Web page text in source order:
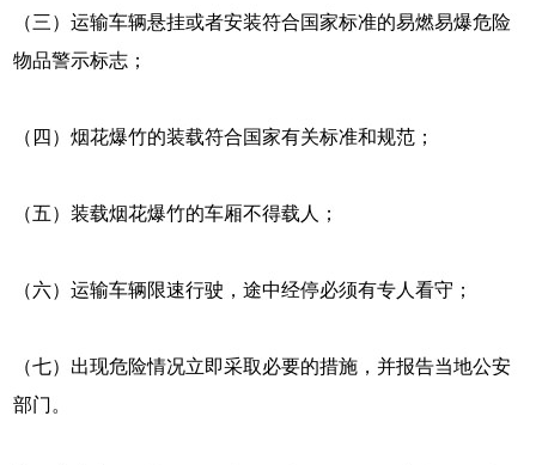
（三）运输车辆悬挂或者安装符合国家标准的易燃易爆危险
物品警示标志；
（四）烟花爆竹的装载符合国家有关标准和规范；
（五）装载烟花爆竹的车厢不得载人；
（六）运输车辆限速行驶，途中经停必须有专人看守；
（七）出现危险情况立即采取必要的措施，并报告当地公安
部门。